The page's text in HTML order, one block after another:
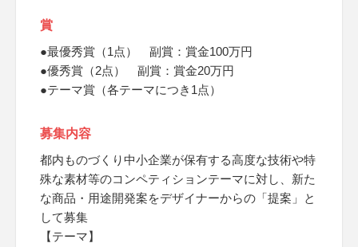
賞
●最優秀賞（1点） 副賞：賞金100万円
●優秀賞（2点） 副賞：賞金20万円
●テーマ賞（各テーマにつき1点）
募集内容
都内ものづくり中小企業が保有する高度な技術や特
殊な素材等のコンペティションテーマに対し、新た
な商品・用途開発案をデザイナーからの「提案」と
して募集
【テーマ】